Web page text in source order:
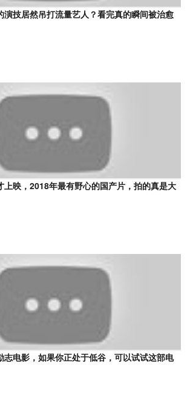
演技居然吊打流量艺人？看完真的瞬间被治愈
上映，2018年最有野心的国产片，拍的真是大
志电影，如果你正处于低谷，可以试试这部电